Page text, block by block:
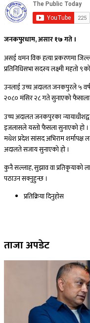
जनकपुरधाम, असार १७ गते ।
असई थमन विक हत्या प्रकरणमा
प्रतिनिधिसभा सदस्य लक्ष्मी महतो
उनलाई उच्च अदालत जनकपुरले ५
२०८० मंसिर २८ गते सुनाएको
उच्च अदालत जनकपुरका
इजलासले यस्तो फैसला सुनाएको हो
मधेश प्रदेश सांसद अभिराम
अदालते सजाय सुनाएको हो ।
कुनै सल्लाह, सुझाव वा
पठाउन सक्नुहुन्छ ।
प्रतिक्रिया दिनुहोस​
ताजा अपडेट